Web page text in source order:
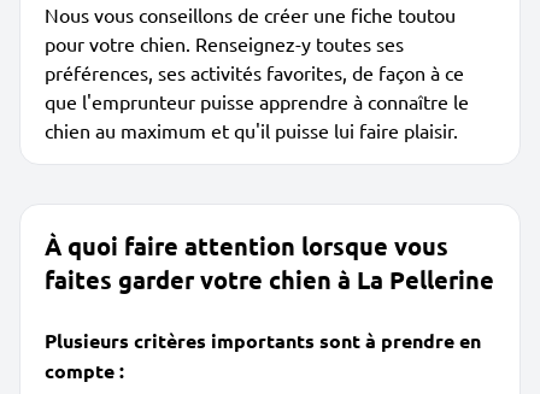
Nous vous conseillons de créer une fiche toutou
pour votre chien. Renseignez-y toutes ses
préférences, ses activités favorites, de façon à ce
que l'emprunteur puisse apprendre à connaître le
chien au maximum et qu'il puisse lui faire plaisir.
À quoi faire attention lorsque vous
faites garder votre chien à La Pellerine
Plusieurs critères importants sont à prendre en
compte :